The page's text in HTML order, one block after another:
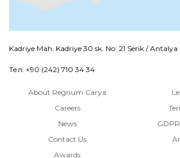
Kadriye Mah. Kadriye 30 sk. No: 21 Serik / Antalya
Тел: +90 (242) 710 34 34
About Regnum Carya
Careers
News
Contact Us
Awards